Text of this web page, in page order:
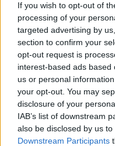
If you wish to opt-out of
processing of your
targeted advertising by
section to confirm your
opt-out request is
interest-based ads
us or personal
your opt-out. You may
disclosure of your
IAB’s list of downstream
also be disclosed by us
Downstream Participants
Flash-mob
Cna, ecco il
Nardella
L'empolese
La
Una sala di